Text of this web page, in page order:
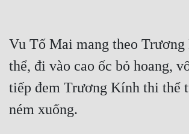
Vu Tố Mai mang theo
thể, đi vào cao ốc bỏ hoang,
tiếp đem Trương Kính thi thể
ném xuống.